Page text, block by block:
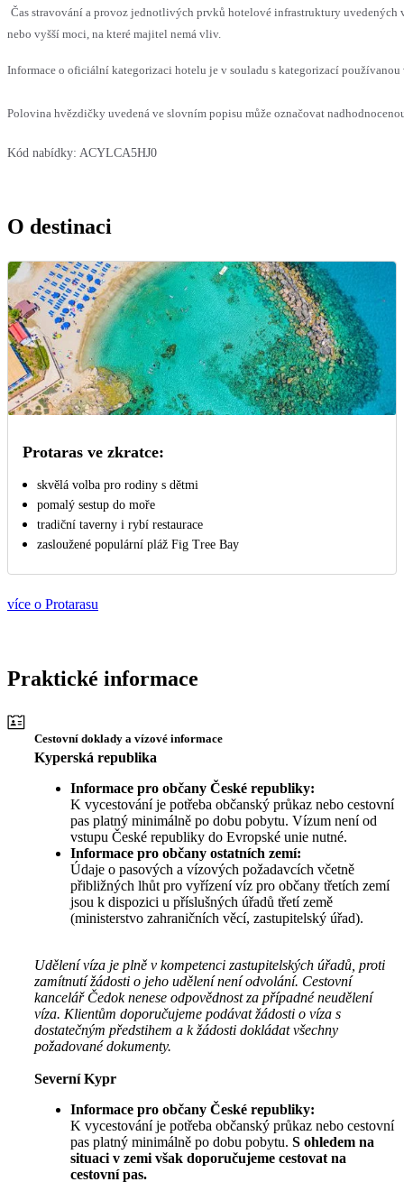
Čas stravování a provoz jednotlivých prvků hotelové infrastruktury uvedených
nebo vyšší moci, na které majitel nemá vliv.
Informace o oficiální kategorizaci hotelu je v souladu s kategorizací
Polovina hvězdičky uvedená ve slovním popisu může označovat
Kód nabídky: ACYLCA5HJ0
O destinaci
Protaras ve zkratce:
skvělá volba pro rodiny s dětmi
pomalý sestup do moře
tradiční taverny i rybí restaurace
zasloužené populární pláž Fig Tree Bay
více o Protarasu
Praktické informace
Cestovní doklady a vízové informace
Kyperská republika
Informace pro občany České republiky:
K vycestování je potřeba občanský průkaz nebo cestovní
pas platný minimálně po dobu pobytu. Vízum není od
vstupu České republiky do Evropské unie nutné.
Informace pro občany ostatních zemí:
Údaje o pasových a vízových požadavcích včetně
přibližných lhůt pro vyřízení víz pro občany třetích zemí
jsou k dispozici u příslušných úřadů třetí země
(ministerstvo zahraničních věcí, zastupitelský úřad).
Udělení víza je plně v kompetenci zastupitelských úřadů, proti
zamítnutí žádosti o jeho udělení není odvolání. Cestovní
kancelář Čedok nenese odpovědnost za případné neudělení
víza. Klientům doporučujeme podávat žádosti o víza s
dostatečným předstihem a k žádosti dokládat všechny
požadované dokumenty.
Severní Kypr
Informace pro občany České republiky:
K vycestování je potřeba občanský průkaz nebo cestovní
pas platný minimálně po dobu pobytu. S ohledem na
situaci v zemi však doporučujeme cestovat na
cestovní pas.